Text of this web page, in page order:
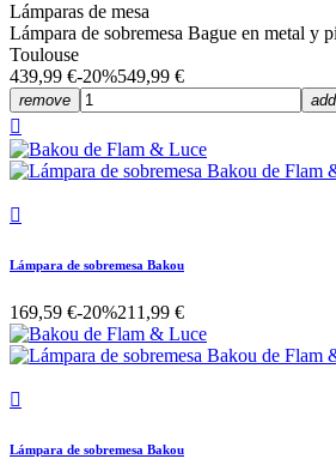
Lámparas de mesa
Lámpara de sobremesa Bague en metal y
Toulouse
439,99 €-20%549,99 €
remove add


Lámpara de sobremesa Bakou
169,59 €-20%211,99 €

Lámpara de sobremesa Bakou